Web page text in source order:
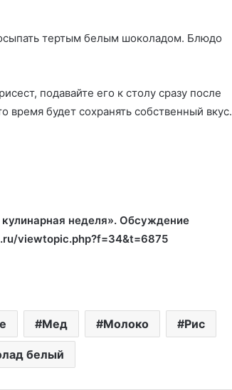
тертым белым шоколадом. Блюдо
подавайте его к столу сразу после
будет сохранять собственный вкус.
неделя». Обсуждение
viewtopic.php?f=34&t=6875
Мед Молоко Рис
белый